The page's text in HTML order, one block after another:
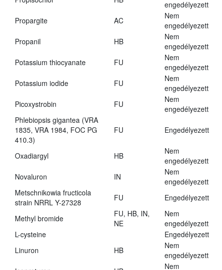
engedélyezett
Propargite
AC
Nem
engedélyezett
Propanil
HB
Nem
engedélyezett
Potassium thiocyanate
FU
Nem
engedélyezett
Potassium iodide
FU
Nem
engedélyezett
Picoxystrobin
FU
Nem
engedélyezett
Phlebiopsis gigantea (VRA
1835, VRA 1984, FOC PG
410.3)
FU Engedélyezett
Oxadiargyl HB
Nem
engedélyezett
Novaluron
IN
Nem
engedélyezett
Metschnikowia fructicola
strain NRRL Y-27328
FU Engedélyezett
Methyl bromide
FU, HB, IN,
NE
Nem
engedélyezett
L-cysteine
Engedélyezett
Linuron
HB
Nem
engedélyezett
Nem